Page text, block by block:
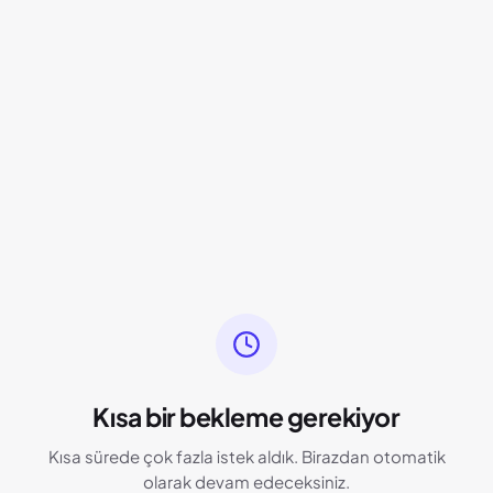
Kısa bir bekleme gerekiyor
Kısa sürede çok fazla istek aldık. Birazdan otomatik
olarak devam edeceksiniz.